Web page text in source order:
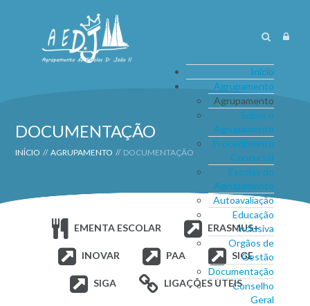
Início
Agrupamento
Agrupamento
Sobre o
Agrupamento
Procedimento
Concursal
Escolas do
Agrupamento
Autoavaliação
Educação
Inclusiva
Orgãos de
Gestão
Documentação
Conselho
Geral
DOCUMENTAÇÃO
INÍCIO // AGRUPAMENTO // DOCUMENTAÇÃO
EMENTA ESCOLAR ERASMUS+
INOVAR PAA SIGE
SIGA LIGAÇÕES ÚTEIS